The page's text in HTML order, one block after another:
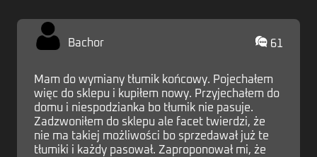
Bachor 61
Mam do wymiany tłumik końcowy. Pojechałem
więc do sklepu i kupiłem nowy. Przyjechałem do
domu i niespodzianka bo tłumik nie pasuje.
Zadzwoniłem do sklepu ale facet twierdzi, że
nie ma takiej możliwości bo sprzedawał już te
tłumiki i każdy pasował. Zaproponował mi, że